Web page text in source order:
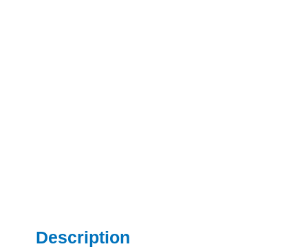
Description